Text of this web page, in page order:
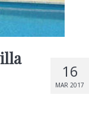
16
MAR 2017